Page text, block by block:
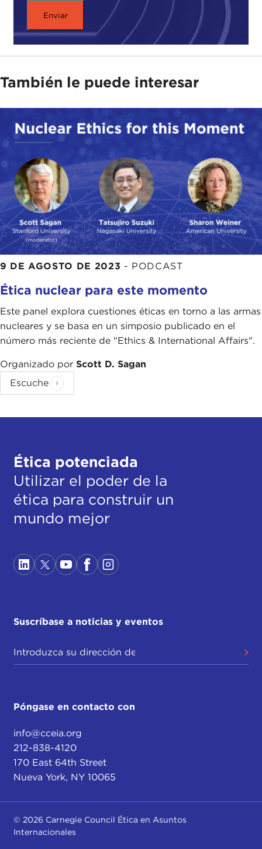
También le puede interesar
9 DE AGOSTO DE 2023 - PODCAST
Ética nuclear para este momento
Este panel explora cuestiones éticas en torno a las armas
nucleares y se basa en un simposio publicado en el
número más reciente de "Ethics & International Affairs".
Organizado por Scott D. Sagan
Escuche
Ética potenciada
Utilizar el poder de la
ética para construir un
mundo mejor
Suscríbase a noticias y eventos
Póngase en contacto con
info@cceia.org
212-838-4120
170 East 64th Street
Nueva York, NY 10065
© 2026 Carnegie Council Ética en Asuntos
Internacionales